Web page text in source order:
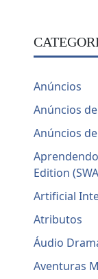
Anúncios
Anúncios
Anúncios
Edition
Artificial
Atributos
Áudio
Aventuras